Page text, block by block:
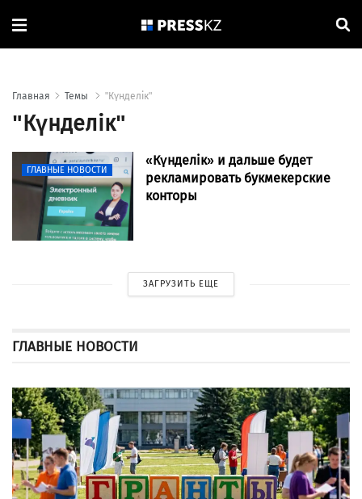
Главная Темы "Күнделік"
"Күнделік"
ГЛАВНЫЕ НОВОСТИ
«Күнделік» и дальше будет
рекламировать букмекерские
конторы
ЗАГРУЗИТЬ ЕЩЕ
ГЛАВНЫЕ НОВОСТИ